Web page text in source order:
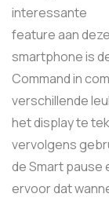
interessante
feature aan deze
smartphone is
Command in
verschillende
het display te
vervolgens
de Smart pause
ervoor dat